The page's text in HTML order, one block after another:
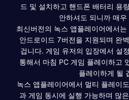
드 및 설치하고 핸드폰 배터리 용
안하셔도 되니까 매
최신버전의 녹스 앱플레이어에서
안드로이드 7버전을 지원되며 완
겁니다. 게임 유저의 입장에서 설
통해서 마침 PC 게임 플레이하고
플레이하게 될
녹스 앱플레이어에서 멀티 플레이
과 게임 동시에 실행 가능하며 많